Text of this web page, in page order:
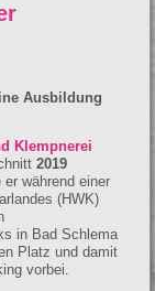
Ausbildung
Klempnerei
2019
während einer
(HWK)
in Bad Schlema
Platz und damit
vorbei.